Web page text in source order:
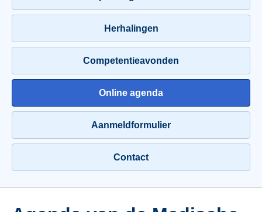
Herhalingen
Competentieavonden
Online agenda
Aanmeldformulier
Contact